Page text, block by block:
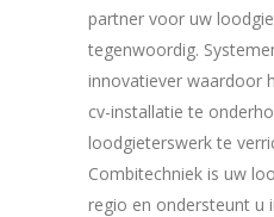
partner voor uw
tegenwoordig.
innovatiever waardoor
cv-installatie te
loodgieterswerk te
Combitechniek is uw
regio en ondersteunt u